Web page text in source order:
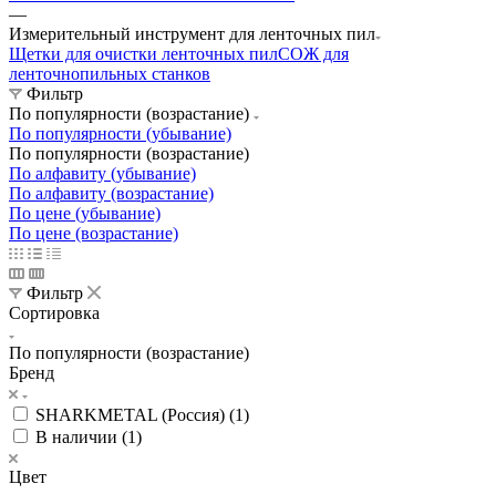
—
Измерительный инструмент для ленточных пил
Щетки для очистки ленточных пилСОЖ для
ленточнопильных станков
Фильтр
По популярности (возрастание)
По популярности (убывание)
По популярности (возрастание)
По алфавиту (убывание)
По алфавиту (возрастание)
По цене (убывание)
По цене (возрастание)
Фильтр
Сортировка
По популярности (возрастание)
Бренд
SHARKMETAL (Россия) (1)
В наличии (1)
Цвет